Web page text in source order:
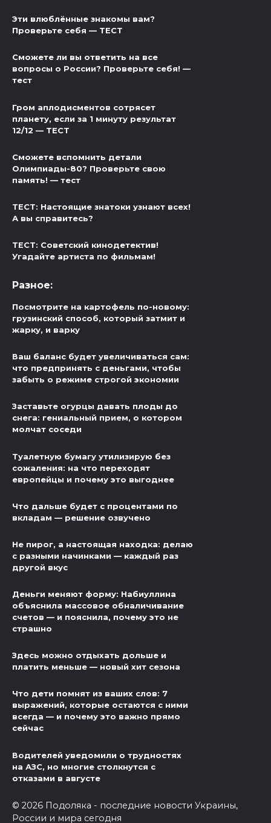
Эти влюблённые знакомы вам?
Проверьте себя — ТЕСТ
Сможете ли вы ответить на все
вопросы о России? Проверьте себя! —
тест
Гром аплодисментов сотрясет
планету, если за 1 минуту результат
12/12 — ТЕСТ
Сможете вспомнить детали
Олимпиады-80? Проверьте свою
память! — тест
ТЕСТ: Настоящие знатоки узнают всех!
А вы справитесь?
ТЕСТ: Советский кинодетектив!
Угадайте артиста по фильмам!
Разное:
Посмотрите на картофель по-новому:
грузинский способ, который затмит и
жарку, и варку
Ваш баланс будет увеличиваться сам:
что предпринять с деньгами, чтобы
забыть о режиме строгой экономии
Заставьте огурцы давать плоды до
снега: гениальный прием, о котором
молчат соседи
Туалетную бумагу утилизирую без
сожаления: на что переходят
европейцы и почему это выгоднее
Что дальше будет с процентами по
вкладам — решение озвучено
Не пирог, а настоящая находка: делаю
с разными начинками — каждый раз
другой вкус
Деньги меняют форму: Набиуллина
объяснила массовое обналичивание
счетов — и пояснила, почему это не
страшно
Здесь можно отдыхать дольше и
платить меньше — новый хит сезона
Что дети помнят из ваших слов: 7
выражений, которые остаются с ними
всегда — и почему это важно прямо
сейчас
Водителей уведомили о трудностях
на АЗС, но многие столкнутся с
отказами в августе
© 2026 Подоляка - последние новости Украины,
России и мира сегодня